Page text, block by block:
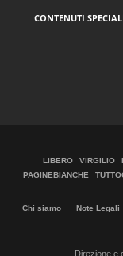
CONTENUTI
LIBERO VIRGILIO
PAGINEBIANCHE
Chi siamo Note Legali
Direzione e